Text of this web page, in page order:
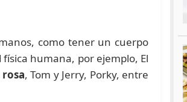
como tener un cuerpo
humana, por ejemplo, El
, Tom y Jerry, Porky, entre